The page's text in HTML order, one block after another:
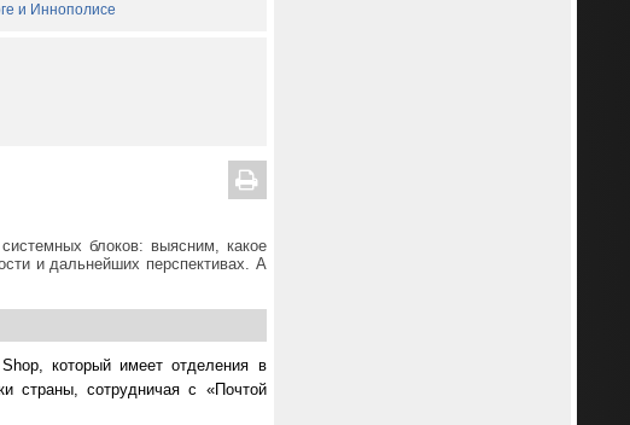
и Иннополисе
блоков: выясним, какое
и дальнейших перспективах. А
который имеет отделения в
страны, сотрудничая с «Почтой